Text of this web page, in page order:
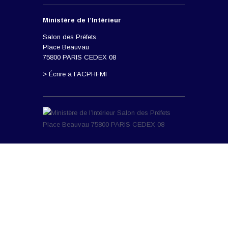
Ministère de l’Intérieur
Salon des Préfets
Place Beauvau
75800 PARIS CEDEX 08
> Écrire à l’ACPHFMI